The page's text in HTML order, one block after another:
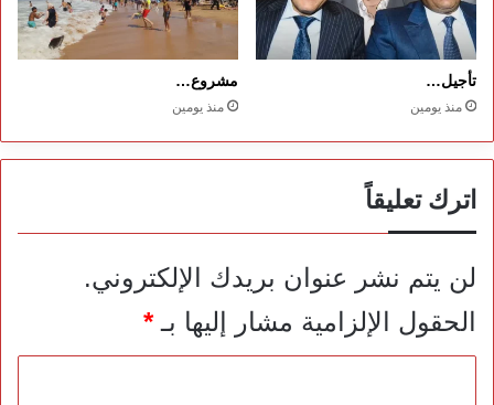
تأجيل…
منذ يومين
مشروع…
منذ يومين
اترك تعليقاً
لن يتم نشر عنوان بريدك الإلكتروني.
الحقول الإلزامية مشار إليها بـ*